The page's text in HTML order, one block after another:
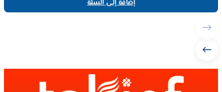
إضافة إلى السلة